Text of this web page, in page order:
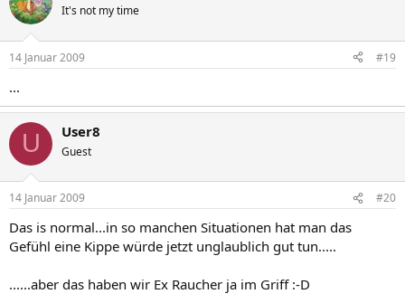
It's not my time
14 Januar 2009 #19
...
U User8
Guest
14 Januar 2009 #20
Das is normal...in so manchen Situationen hat man das
Gefühl eine Kippe würde jetzt unglaublich gut tun.....
......aber das haben wir Ex Raucher ja im Griff :-D